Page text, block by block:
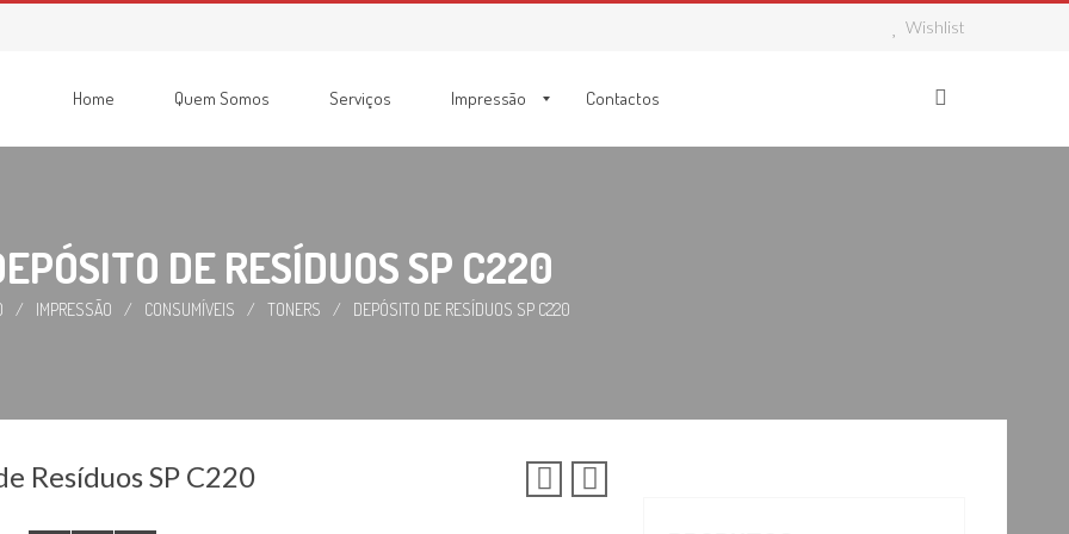
Wishlist
Home Quem Somos Serviços Impressão Contactos
DE RESÍDUOS SP C220
/ IMPRESSÃO / CONSUMÍVEIS / TONERS / DEPÓSITO DE RESÍDUOS SP C220
Resíduos SP C220